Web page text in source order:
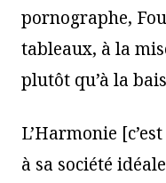
pornographe,
tableaux, à la
plutôt qu’à la
L’Harmonie
à sa société